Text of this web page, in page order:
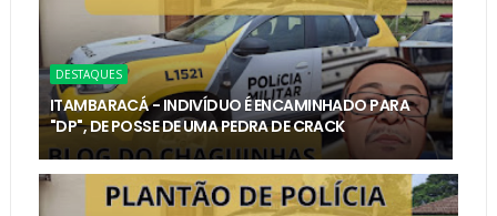
DESTAQUES
ITAMBARACÁ - INDIVÍDUO É ENCAMINHADO PARA
"DP", DE POSSE DE UMA PEDRA DE CRACK